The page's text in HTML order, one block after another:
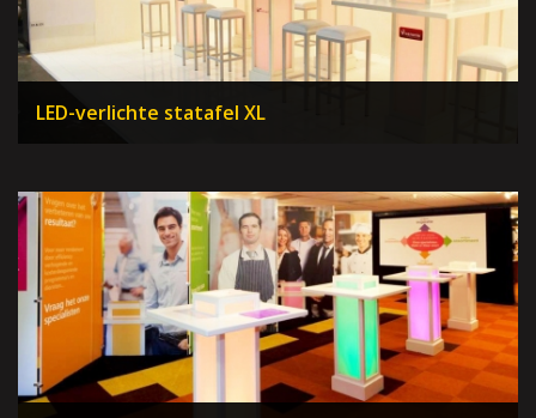
LED-verlichte statafel XL